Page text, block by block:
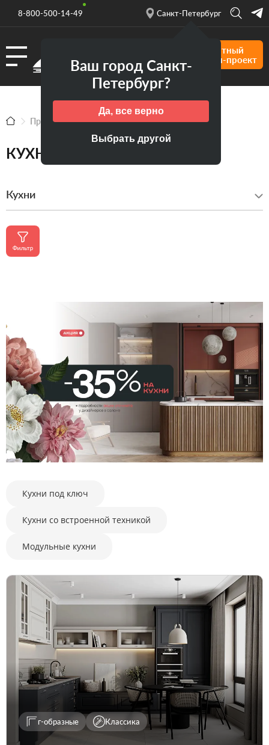
8-800-500-14-49 Санкт-Петербург
Ваш город Санкт-
Петербург?
Да, все верно
Выбрать другой
Бесплатный
дизайн-проект
Продукция Кухни
КУХНИ
Кухни
кухни
Материал
Статус
Цена
продаж
Кухни под ключ
Кухни со встроенной техникой
Модульные кухни
г-образные Классика